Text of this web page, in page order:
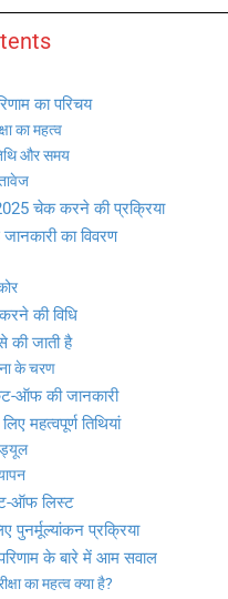
का परिचय
का महत्व
और समय
चेक करने की प्रक्रिया
का विवरण
की विधि
की जाती है
के चरण
ऑफ की जानकारी
महत्वपूर्ण तिथियां
ऑफ लिस्ट
पुनर्मूल्यांकन प्रक्रिया
के बारे में आम सवाल
का महत्व क्या है?